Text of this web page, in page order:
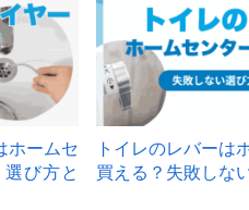
ホームセ
び方と
トイレのレバーは
買える？失敗しな